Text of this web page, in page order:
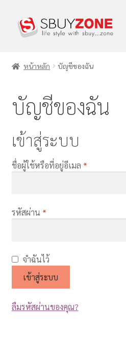
ข่าวสาร/บทความ
การตลาด
บัญชีของฉัน
หน้าหลัก บัญชีของฉัน
บัญชีของฉัน
เข้าสู่ระบบ
ชื่อผู้ใช้หรือที่อยู่อีเมล *
รหัสผ่าน *
จำฉันไว้
เข้าสู่ระบบ
ลืมรหัสผ่านของคุณ?